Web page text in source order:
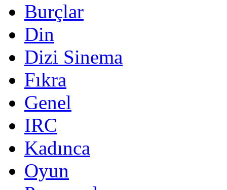
Burçlar
Din
Dizi Sinema
Fıkra
Genel
IRC
Kadınca
Oyun